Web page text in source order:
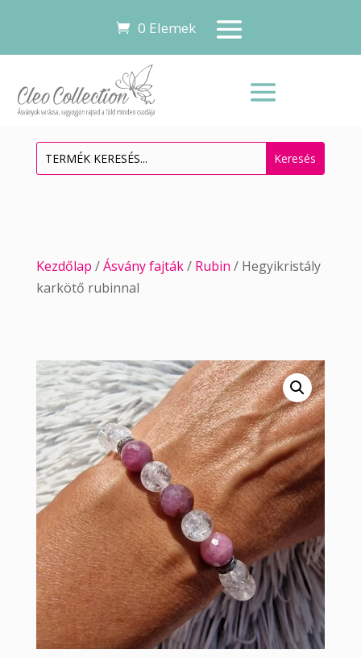
0 Elemek
Kezdőlap /Ásvány fajták/ Rubin / Hegyikristály
karkötő rubinnal